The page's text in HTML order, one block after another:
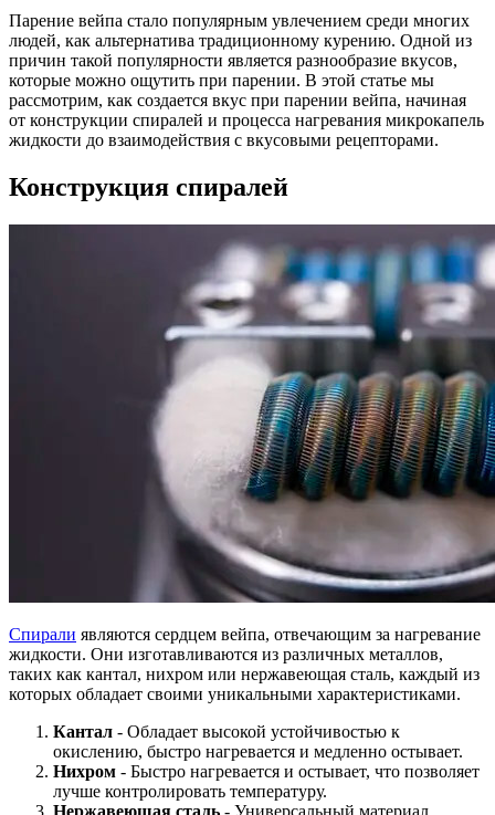
Парение вейпа стало популярным увлечением среди многих
людей, как альтернатива традиционному курению. Одной из
причин такой популярности является разнообразие вкусов,
которые можно ощутить при парении. В этой статье мы
рассмотрим, как создается вкус при парении вейпа, начиная
от конструкции спиралей и процесса нагревания микрокапель
жидкости до взаимодействия с вкусовыми рецепторами.
Конструкция спиралей
Спирали являются сердцем вейпа, отвечающим за нагревание
жидкости. Они изготавливаются из различных металлов,
таких как кантал, нихром или нержавеющая сталь, каждый из
которых обладает своими уникальными характеристиками.
Кантал - Обладает высокой устойчивостью к
окислению, быстро нагревается и медленно остывает.
Нихром - Быстро нагревается и остывает, что позволяет
лучше контролировать температуру.
Нержавеющая сталь - Универсальный материал,